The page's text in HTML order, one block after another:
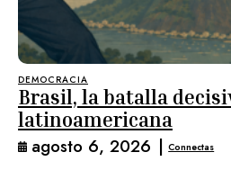
DEMOCRACIA
Brasil, la batalla
latinoamericana
agosto 6, 2026 | Connectas